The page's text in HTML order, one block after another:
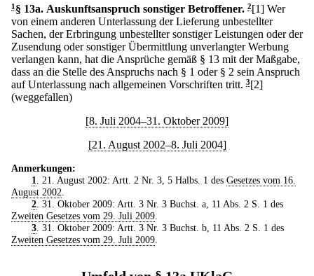
1§ 13a. Auskunftsanspruch sonstiger Betroffener. 2[1] Wer
von einem anderen Unterlassung der Lieferung unbestellter
Sachen, der Erbringung unbestellter sonstiger Leistungen oder der
Zusendung oder sonstiger Übermittlung unverlangter Werbung
verlangen kann, hat die Ansprüche gemäß § 13 mit der Maßgabe,
dass an die Stelle des Anspruchs nach § 1 oder § 2 sein Anspruch
auf Unterlassung nach allgemeinen Vorschriften tritt. 3[2]
(weggefallen)
[8. Juli 2004–31. Oktober 2009]
[21. August 2002–8. Juli 2004]
Anmerkungen:
1. 21. August 2002: Artt. 2 Nr. 3, 5 Halbs. 1 des Gesetzes vom 16.
August 2002.
2. 31. Oktober 2009: Artt. 3 Nr. 3 Buchst. a, 11 Abs. 2 S. 1 des
Zweiten Gesetzes vom 29. Juli 2009.
3. 31. Oktober 2009: Artt. 3 Nr. 3 Buchst. b, 11 Abs. 2 S. 1 des
Zweiten Gesetzes vom 29. Juli 2009.